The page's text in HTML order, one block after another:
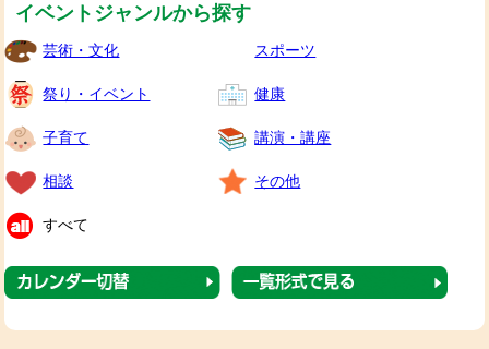
イベントジャンルから探す
芸術・文化 スポーツ
祭り・イベント 健康
子育て 講演・講座
相談 その他
すべて